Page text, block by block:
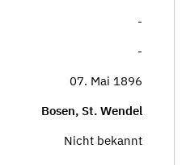
-
-
07. Mai 1896
Bosen, St. Wendel
Nicht bekannt